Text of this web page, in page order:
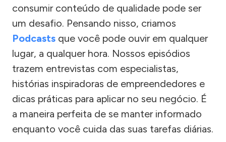
consumir conteúdo de qualidade pode ser
um desafio. Pensando nisso, criamos
Podcasts que você pode ouvir em qualquer
lugar, a qualquer hora. Nossos episódios
trazem entrevistas com especialistas,
histórias inspiradoras de empreendedores e
dicas práticas para aplicar no seu negócio. É
a maneira perfeita de se manter informado
enquanto você cuida das suas tarefas diárias.